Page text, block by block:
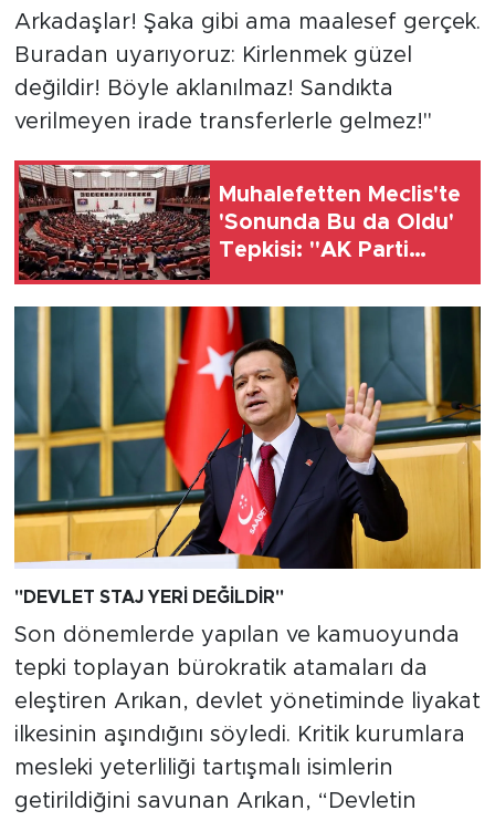
Arkadaşlar! Şaka gibi ama maalesef gerçek.
Buradan uyarıyoruz: Kirlenmek güzel
değildir! Böyle aklanılmaz! Sandıkta
verilmeyen irade transferlerle gelmez!"
Muhalefetten Meclis'te
'Sonunda Bu da Oldu'
Tepkisi: "AK Parti
Uymamak İçin Kanun
Çıkardı"
"DEVLET STAJ YERİ DEĞİLDİR"
Son dönemlerde yapılan ve kamuoyunda
tepki toplayan bürokratik atamaları da
eleştiren Arıkan, devlet yönetiminde liyakat
ilkesinin aşındığını söyledi. Kritik kurumlara
mesleki yeterliliği tartışmalı isimlerin
getirildiğini savunan Arıkan, “Devletin